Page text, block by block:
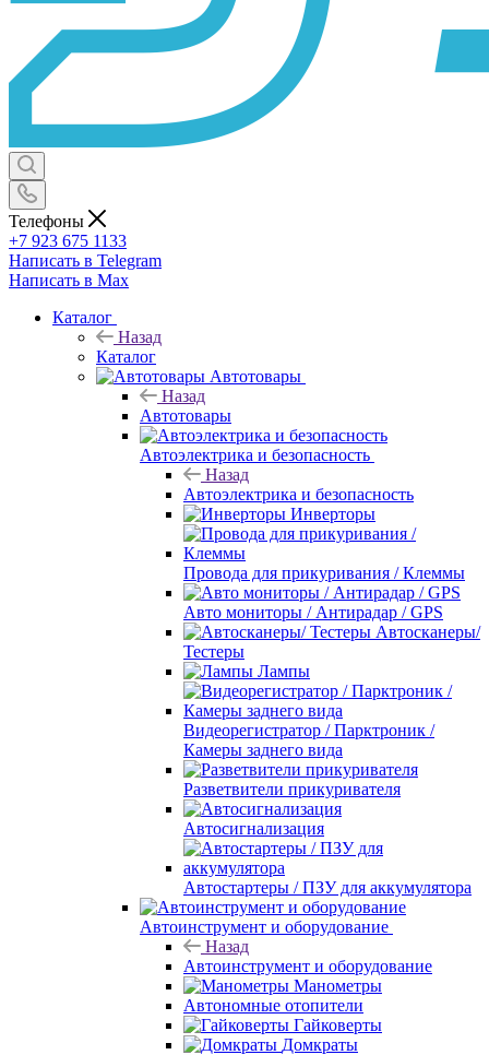
Телефоны
+7 923 675 1133
Написать в Telegram
Написать в Max
Каталог
Назад
Каталог
Автотовары
Назад
Автотовары
Автоэлектрика и безопасность
Назад
Автоэлектрика и безопасность
Инверторы
Провода для прикуривания / Клеммы
Авто мониторы / Антирадар / GPS
Автосканеры/
Тестеры
Лампы
Видеорегистратор / Парктроник /
Камеры заднего вида
Разветвители прикуривателя
Автосигнализация
Автостартеры / ПЗУ для аккумулятора
Автоинструмент и оборудование
Назад
Автоинструмент и оборудование
Манометры
Автономные отопители
Гайковерты
Домкраты